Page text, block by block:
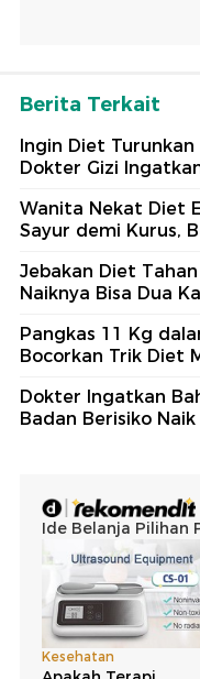
Berita Terkait
Ingin Diet
Dokter Gizi
Wanita Nekat Diet
Sayur demi Kurus,
Jebakan Diet
Naiknya Bisa Dua
Pangkas 11 Kg
Bocorkan Trik Diet
Dokter Ingatkan
Badan Berisiko Naik